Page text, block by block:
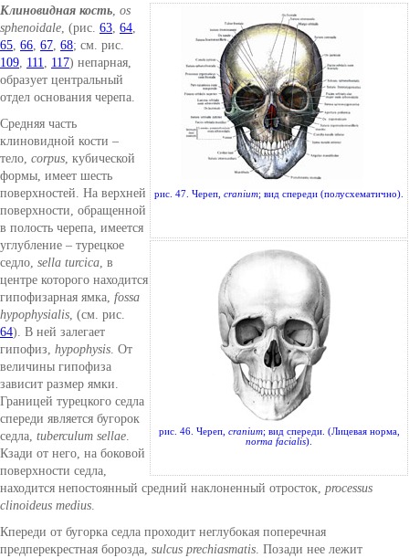
рис. 47. Череп, cranium; вид спереди (полусхематично).
рис. 46. Череп, cranium; вид спереди. (Лицевая норма,
norma facialis).
Клиновидная кость, os
sphenoidale, (рис. 63, 64,
65, 66, 67, 68; см. рис.
109, 111, 117) непарная,
образует центральный
отдел основания черепа.
Средняя часть
клиновидной кости –
тело, corpus, кубической
формы, имеет шесть
поверхностей. На верхней
поверхности, обращенной
в полость черепа, имеется
углубление – турецкое
седло, sella turcica, в
центре которого находится
гипофизарная ямка, fossa
hypophysialis, (см. рис.
64). В ней залегает
гипофиз, hypophysis. От
величины гипофиза
зависит размер ямки.
Границей турецкого седла
спереди является бугорок
седла, tuberculum sellae.
Кзади от него, на боковой
поверхности седла,
находится непостоянный средний наклоненный отросток, processus
clinoideus medius.
Кпереди от бугорка седла проходит неглубокая поперечная
предперекрестная борозда, sulcus prechiasmatis. Позади нее лежит